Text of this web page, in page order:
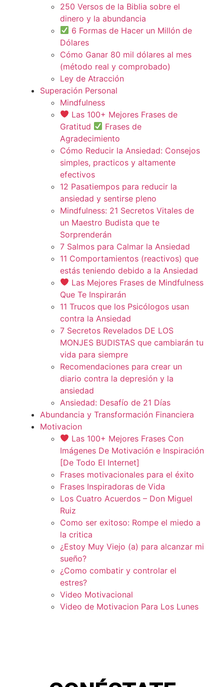
250 Versos de la Biblia sobre el
dinero y la abundancia
6 Formas de Hacer un Millón de
Dólares
Cómo Ganar 80 mil dólares al mes
(método real y comprobado)
Ley de Atracción
Superación Personal
Mindfulness
Las 100+ Mejores Frases de
Gratitud
Frases de
Agradecimiento
Cómo Reducir la Ansiedad: Consejos
simples, practicos y altamente
efectivos
12 Pasatiempos para reducir la
ansiedad y sentirse pleno
Mindfulness: 21 Secretos Vitales de
un Maestro Budista que te
Sorprenderán
7 Salmos para Calmar la Ansiedad
11 Comportamientos (reactivos) que
estás teniendo debido a la Ansiedad
Las Mejores Frases de Mindfulness
Que Te Inspirarán
11 Trucos que los Psicólogos usan
contra la Ansiedad
7 Secretos Revelados DE LOS
MONJES BUDISTAS que cambiarán tu
vida para siempre
Recomendaciones para crear un
diario contra la depresión y la
ansiedad
Ansiedad: Desafío de 21 Días
Abundancia y Transformación Financiera
Motivacion
Las 100+ Mejores Frases Con
Imágenes De Motivación e Inspiración
[De Todo El Internet]
Frases motivacionales para el éxito
Frases Inspiradoras de Vida
Los Cuatro Acuerdos – Don Miguel
Ruiz
Como ser exitoso: Rompe el miedo a
la critica
¿Estoy Muy Viejo (a) para alcanzar mi
sueño?
¿Como combatir y controlar el
estres?
Video Motivacional
Video de Motivacion Para Los Lunes